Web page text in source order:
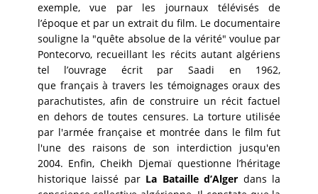
exemple, vue par les journaux télévisés de
l’époque et par un extrait du film. Le documentaire
souligne la "quête absolue de la vérité" voulue par
Pontecorvo, recueillant les récits autant algériens
tel l’ouvrage écrit par Saadi en 1962,
que français à travers les témoignages oraux des
parachutistes, afin de construire un récit factuel
en dehors de toutes censures. La torture utilisée
par l'armée française et montrée dans le film fut
l'une des raisons de son interdiction jusqu'en
2004. Enfin, Cheikh Djemaï questionne l’héritage
historique laissé par La Bataille d’Alger dans la